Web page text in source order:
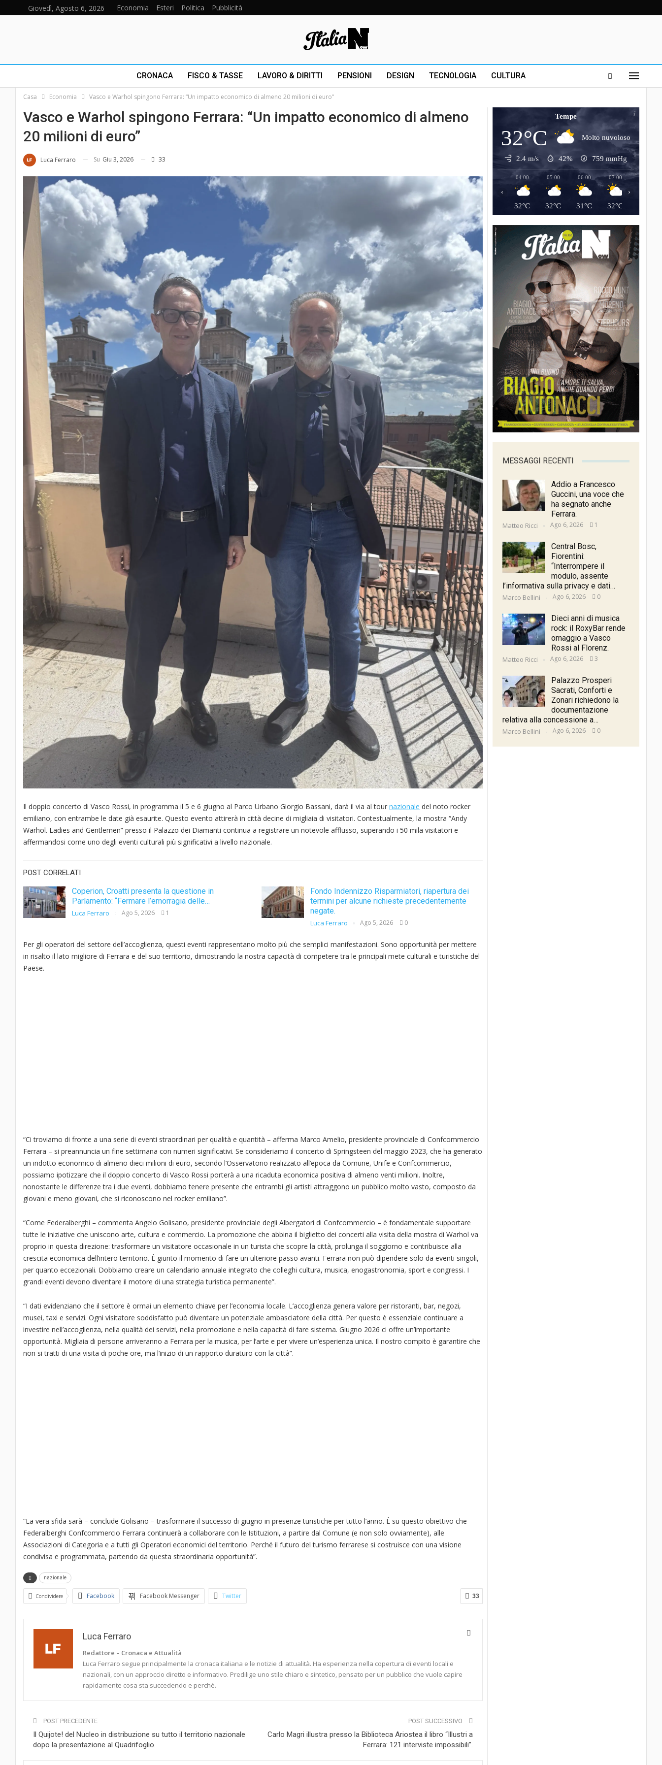
Giovedì, Agosto 6, 2026 Economia Esteri Politica Pubblicità
CRONACA FISCO & TASSE LAVORO & DIRITTI PENSIONI DESIGN TECNOLOGIA CULTURA
Casa Economia Vasco e Warhol spingono Ferrara: “Un impatto economico di almeno 20 milioni di euro”
Vasco e Warhol spingono Ferrara: “Un impatto economico di almeno
20 milioni di euro”
Luca Ferraro Su Giu 3, 2026 33
Il doppio concerto di Vasco Rossi, in programma il 5 e 6 giugno al Parco Urbano Giorgio Bassani, darà il via al tour nazionale del noto rocker
emiliano, con entrambe le date già esaurite. Questo evento attirerà in città decine di migliaia di visitatori. Contestualmente, la mostra “Andy
Warhol. Ladies and Gentlemen” presso il Palazzo dei Diamanti continua a registrare un notevole afflusso, superando i 50 mila visitatori e
affermandosi come uno degli eventi culturali più significativi a livello nazionale.
POST CORRELATI
Coperion, Croatti presenta la questione in
Parlamento: “Fermare l’emorragia delle…
Luca Ferraro Ago 5, 2026 1
Fondo Indennizzo Risparmiatori, riapertura dei
termini per alcune richieste precedentemente
negate.
Luca Ferraro Ago 5, 2026 0
Per gli operatori del settore dell’accoglienza, questi eventi rappresentano molto più che semplici manifestazioni. Sono opportunità per mettere
in risalto il lato migliore di Ferrara e del suo territorio, dimostrando la nostra capacità di competere tra le principali mete culturali e turistiche del
Paese.
“Ci troviamo di fronte a una serie di eventi straordinari per qualità e quantità – afferma Marco Amelio, presidente provinciale di Confcommercio
Ferrara – si preannuncia un fine settimana con numeri significativi. Se consideriamo il concerto di Springsteen del maggio 2023, che ha generato
un indotto economico di almeno dieci milioni di euro, secondo l’Osservatorio realizzato all’epoca da Comune, Unife e Confcommercio,
possiamo ipotizzare che il doppio concerto di Vasco Rossi porterà a una ricaduta economica positiva di almeno venti milioni. Inoltre,
nonostante le differenze tra i due eventi, dobbiamo tenere presente che entrambi gli artisti attraggono un pubblico molto vasto, composto da
giovani e meno giovani, che si riconoscono nel rocker emiliano”.
“Come Federalberghi – commenta Angelo Golisano, presidente provinciale degli Albergatori di Confcommercio – è fondamentale supportare
tutte le iniziative che uniscono arte, cultura e commercio. La promozione che abbina il biglietto dei concerti alla visita della mostra di Warhol va
proprio in questa direzione: trasformare un visitatore occasionale in un turista che scopre la città, prolunga il soggiorno e contribuisce alla
crescita economica dell’intero territorio. È giunto il momento di fare un ulteriore passo avanti. Ferrara non può dipendere solo da eventi singoli,
per quanto eccezionali. Dobbiamo creare un calendario annuale integrato che colleghi cultura, musica, enogastronomia, sport e congressi. I
grandi eventi devono diventare il motore di una strategia turistica permanente”.
“I dati evidenziano che il settore è ormai un elemento chiave per l’economia locale. L’accoglienza genera valore per ristoranti, bar, negozi,
musei, taxi e servizi. Ogni visitatore soddisfatto può diventare un potenziale ambasciatore della città. Per questo è essenziale continuare a
investire nell’accoglienza, nella qualità dei servizi, nella promozione e nella capacità di fare sistema. Giugno 2026 ci offre un’importante
opportunità. Migliaia di persone arriveranno a Ferrara per la musica, per l’arte e per vivere un’esperienza unica. Il nostro compito è garantire che
non si tratti di una visita di poche ore, ma l’inizio di un rapporto duraturo con la città”.
“La vera sfida sarà – conclude Golisano – trasformare il successo di giugno in presenze turistiche per tutto l’anno. È su questo obiettivo che
Federalberghi Confcommercio Ferrara continuerà a collaborare con le Istituzioni, a partire dal Comune (e non solo ovviamente), alle
Associazioni di Categoria e a tutti gli Operatori economici del territorio. Perché il futuro del turismo ferrarese si costruisce con una visione
condivisa e programmata, partendo da questa straordinaria opportunità”.
nazionale
33
Condividere Facebook Facebook Messenger Twitter
Luca Ferraro
Redattore – Cronaca e Attualità
Luca Ferraro segue principalmente la cronaca italiana e le notizie di attualità. Ha esperienza nella copertura di eventi locali e
nazionali, con un approccio diretto e informativo. Predilige uno stile chiaro e sintetico, pensato per un pubblico che vuole capire
rapidamente cosa sta succedendo e perché.
POST PRECEDENTE
Il Quijote! del Nucleo in distribuzione su tutto il territorio nazionale
dopo la presentazione al Quadrifoglio.
POST SUCCESSIVO
Carlo Magri illustra presso la Biblioteca Ariostea il libro “Illustri a
Ferrara: 121 interviste impossibili”.
Tempe
32°C Molto nuvoloso
2.4 m/s 42% 759 mmHg
04:00
32°C
05:00
32°C
06:00
31°C
07:00
32°C
‹ ›
MESSAGGI RECENTI
Addio a Francesco
Guccini, una voce che
ha segnato anche
Ferrara.
Matteo Ricci Ago 6, 2026 1
Central Bosc,
Fiorentini:
“Interrompere il
modulo, assente
l’informativa sulla privacy e dati…
Marco Bellini Ago 6, 2026 0
Dieci anni di musica
rock: il RoxyBar rende
omaggio a Vasco
Rossi al Florenz.
Matteo Ricci Ago 6, 2026 3
Palazzo Prosperi
Sacrati, Conforti e
Zonari richiedono la
documentazione
relativa alla concessione a…
Marco Bellini Ago 6, 2026 0